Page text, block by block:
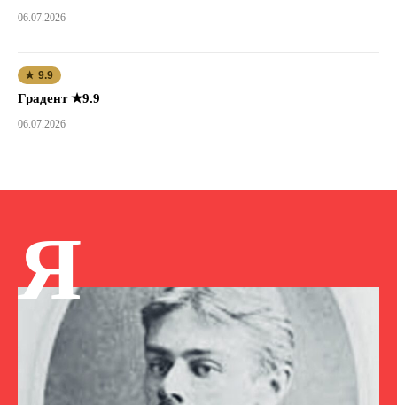
06.07.2026
★ 9.9
Градент ★9.9
06.07.2026
Я